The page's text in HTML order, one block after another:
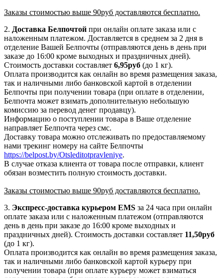
Заказы стоимостью выше 90руб доставляются бесплатно.
2. Доставка Белпочтой при онлайн оплате заказа или с
наложенным платежом. Доставляется в среднем за 2 дня в
отделение Вашей Белпочты (отправляются день в день при
заказе до 16:00 кроме выходных и праздничных дней).
Стоимость доставки составляет 6,95руб (до 1 кг).
Оплата производится как онлайн во время размещения заказа,
так и наличными либо банковской картой в отделении
Белпочты при получении товара (при оплате в отделении,
Белпочта может взимать дополнительную небольшую
комиссию за перевод денег продавцу).
Информацию о поступлении товара в Ваше отделение
направляет Белпочта через смс.
Доставку товара можно отслеживать по предоставляемому
нами трекинг номеру на сайте Белпочты
https://belpost.by/Otsleditotpravleniye.
В случае отказа клиента от товара после отправки, клиент
обязан возместить полную стоимость доставки.
Заказы стоимостью выше 90руб доставляются бесплатно.
3. Экспресс-доставка курьером EMS за 24 часа при онлайн
оплате заказа или с наложенным платежом (отправляются
день в день при заказе до 16:00 кроме выходных и
праздничных дней). Стоимость доставки составляет 11,50руб
(до 1 кг).
Оплата производится как онлайн во время размещения заказа,
так и наличными либо банковской картой курьеру при
получении товара (при оплате курьеру может взиматься